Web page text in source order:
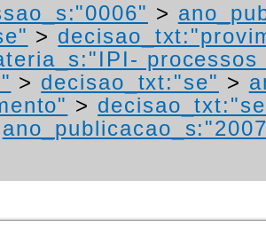
>
>
processos
> decisao_txt:"se" >
>